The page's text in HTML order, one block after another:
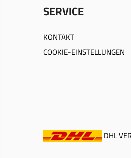
SERVICE
KONTAKT
COOKIE-EINSTELLUNGEN
DHL